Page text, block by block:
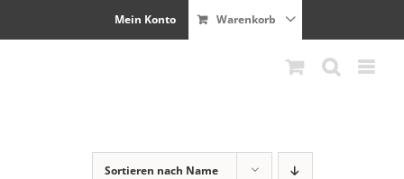
Mein Konto Warenkorb
Sortieren nach Name